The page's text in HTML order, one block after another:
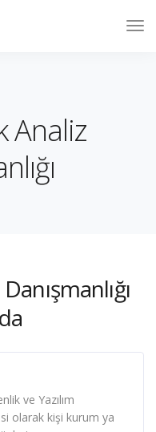
Analiz
ve Yazılım
olarak kişi kurum ya